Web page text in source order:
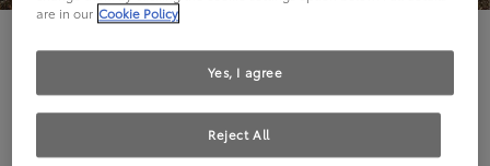
Hier geht's leider nicht weiter.
are in our Cookie Policy
Reject All
Yes, I agree